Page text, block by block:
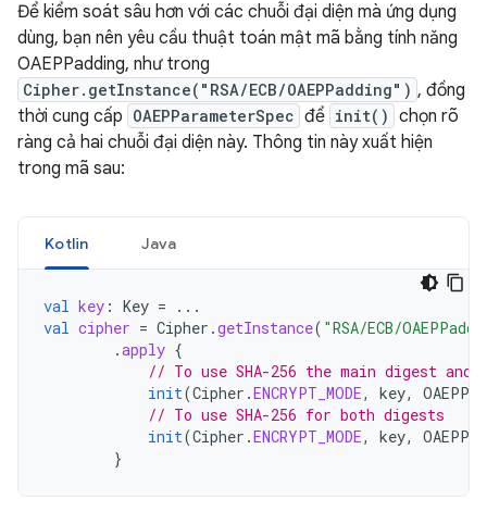
Để kiểm soát sâu hơn với các chuỗi đại diện mà ứng dụng
dùng, bạn nên yêu cầu thuật toán mật mã bằng tính năng
OAEPPadding, như trong
Cipher.getInstance("RSA/ECB/OAEPPadding") , đồng
thời cung cấp OAEPParameterSpec để init() chọn rõ
ràng cả hai chuỗi đại diện này. Thông tin này xuất hiện
trong mã sau:
Kotlin Java
val key : Key =
...
val cipher = Cipher .getInstance( "RSA/ECB/
.apply {
// To use SHA-256 the main digest and
init(Cipher .ENCRYPT_MODE, key,
// To use SHA-256 for both digests
init(Cipher .ENCRYPT_MODE, key,
}